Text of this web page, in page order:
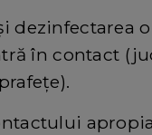
dezinfectarea
în contact